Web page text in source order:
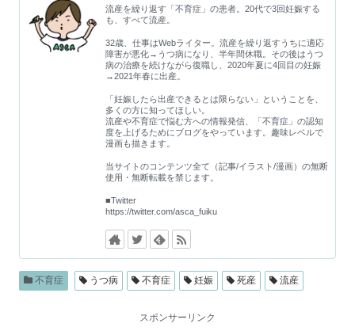
流産を繰り返す「不育症」の患者。20代で3回妊娠する
も、すべて流産。
32歳、仕事はWebライター。流産を繰り返すうちに適応
障害が悪化→うつ病になり、半年間休職。その後はうつ
病の治療を続けながら復職し、2020年夏に4回目の妊娠
→2021年春に出産。
「妊娠したら出産できるとは限らない」ということを、
多くの方に知ってほしい。
流産や不育症で悩む方への情報発信、「不育症」の認知
度を上げるためにブログをやっています。趣味レベルで
漫画も描きます。
当サイトのコンテンツ全て（記事/イラスト/漫画）の無断
使用・無断転載を禁じます。
■Twitter
https://twitter.com/asca_fuiku
不育症 うつ病 不育症 妊娠 死産 流産
スポンサーリンク